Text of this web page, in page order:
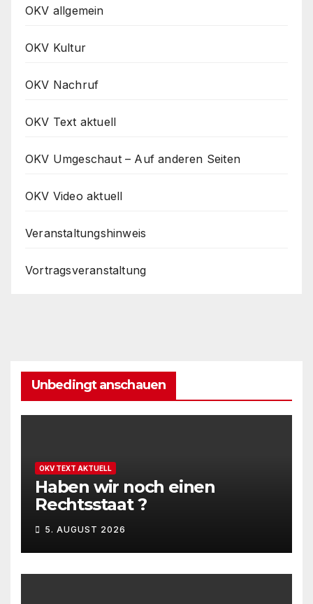
OKV allgemein
OKV Kultur
OKV Nachruf
OKV Text aktuell
OKV Umgeschaut – Auf anderen Seiten
OKV Video aktuell
Veranstaltungshinweis
Vortragsveranstaltung
Unbedingt anschauen
OKV TEXT AKTUELL
Haben wir noch einen
Rechtsstaat ?
5. AUGUST 2026